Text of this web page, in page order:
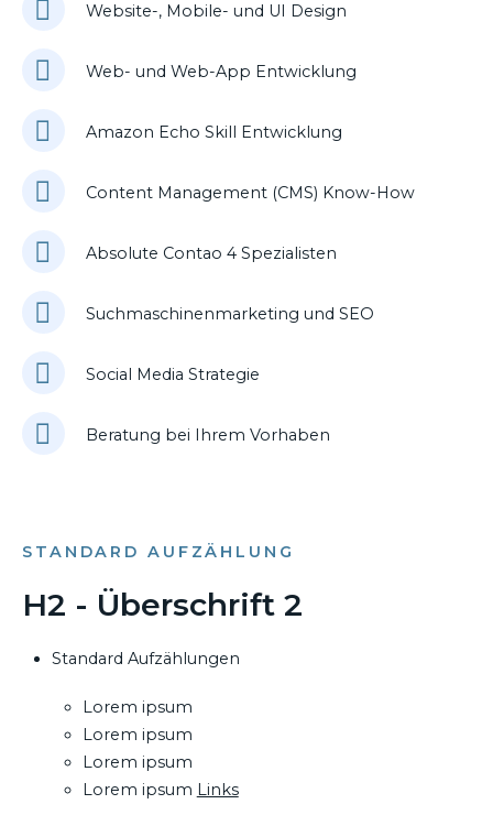
Website-, Mobile- und UI Design
Web- und Web-App Entwicklung
Amazon Echo Skill Entwicklung
Content Management (CMS) Know-How
Absolute Contao 4 Spezialisten
Suchmaschinenmarketing und SEO
Social Media Strategie
Beratung bei Ihrem Vorhaben
STANDARD AUFZÄHLUNG
H2 - Überschrift 2
Standard Aufzählungen
Lorem ipsum
Lorem ipsum
Lorem ipsum
Lorem ipsum Links